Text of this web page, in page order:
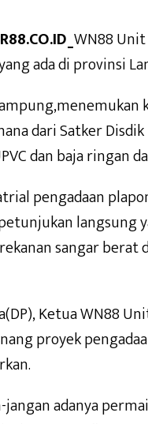
WN88
ada di provinsi
dari Satker
dan baja ringan
pengadaan
langsung
sangar berat
Ketua WN88
proyek
jangan adanya